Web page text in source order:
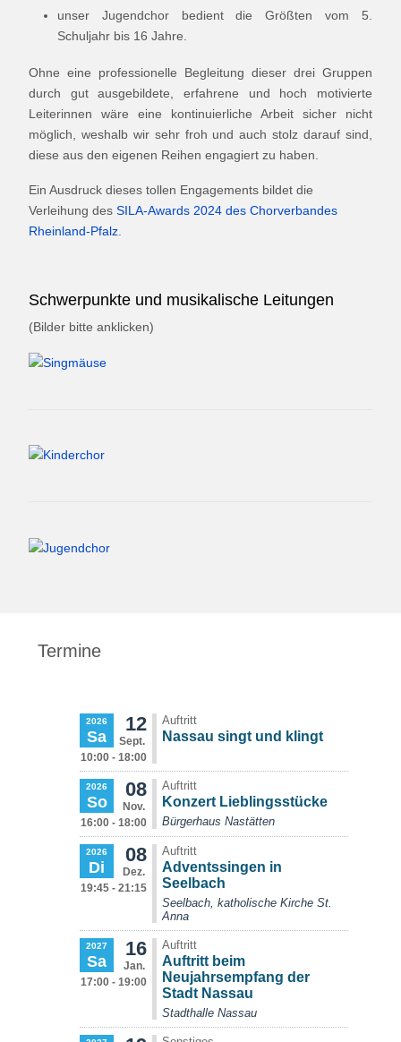
unser Jugendchor bedient die Größten vom 5.
Schuljahr bis 16 Jahre.
Ohne eine professionelle Begleitung dieser drei Gruppen
durch gut ausgebildete, erfahrene und hoch motivierte
Leiterinnen wäre eine kontinuierliche Arbeit sicher nicht
möglich, weshalb wir sehr froh und auch stolz darauf sind,
diese aus den eigenen Reihen engagiert zu haben.
Ein Ausdruck dieses tollen Engagements bildet die
Verleihung des SILA-Awards 2024 des Chorverbandes
Rheinland-Pfalz
Schwerpunkte und musikalische Leitungen
(Bilder bitte anklicken)
Termine